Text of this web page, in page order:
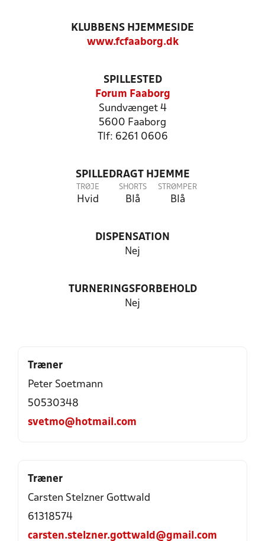
KLUBBENS HJEMMESIDE
www.fcfaaborg.dk
SPILLESTED
Forum Faaborg
Sundvænget 4
5600 Faaborg
Tlf: 6261 0606
SPILLEDRAGT HJEMME
TRØJE
Hvid
SHORTS
Blå
STRØMPER
Blå
DISPENSATION
Nej
TURNERINGSFORBEHOLD
Nej
Træner
Peter Soetmann
50530348
svetmo@hotmail.com
Træner
Carsten Stelzner Gottwald
61318574
carsten.stelzner.gottwald@gmail.com